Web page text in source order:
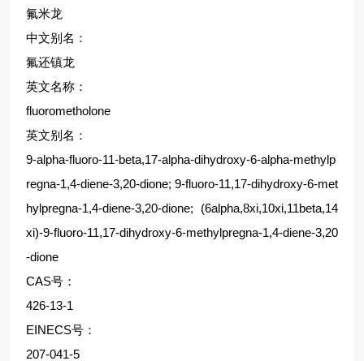
氟米龙
中文别名：
氟还镇龙
英文名称：
fluorometholone
英文别名：
9-alpha-fluoro-11-beta,17-alpha-dihydroxy-6-alpha-methylp
regna-1,4-diene-3,20-dione; 9-fluoro-11,17-dihydroxy-6-met
hylpregna-1,4-diene-3,20-dione; (6alpha,8xi,10xi,11beta,14
xi)-9-fluoro-11,17-dihydroxy-6-methylpregna-1,4-diene-3,20
-dione
CAS号：
426-13-1
EINECS号：
207-041-5